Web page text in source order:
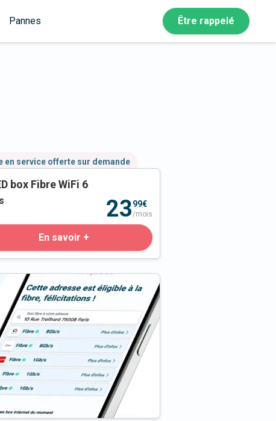
Pannes Être rappelé
en service offerte sur demande
box Fibre WiFi 6
2399€
/mois
En savoir +